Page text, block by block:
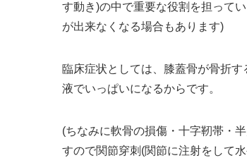
す動き)の中で重要な役割を担って
が出来なくなる場合もあります)
臨床症状としては、膝蓋骨が骨折
液でいっぱいになるからです。
(ちなみに軟骨の損傷・十字靭帯・
すので関節穿刺(関節に注射をして